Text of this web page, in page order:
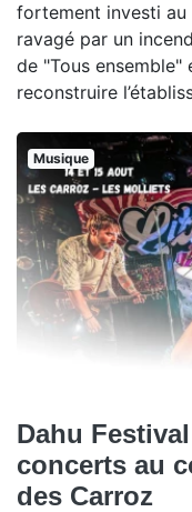
fortement investi au
ravagé par un
de "Tous
reconstruire
Musique
Dahu
concerts au
des Carroz